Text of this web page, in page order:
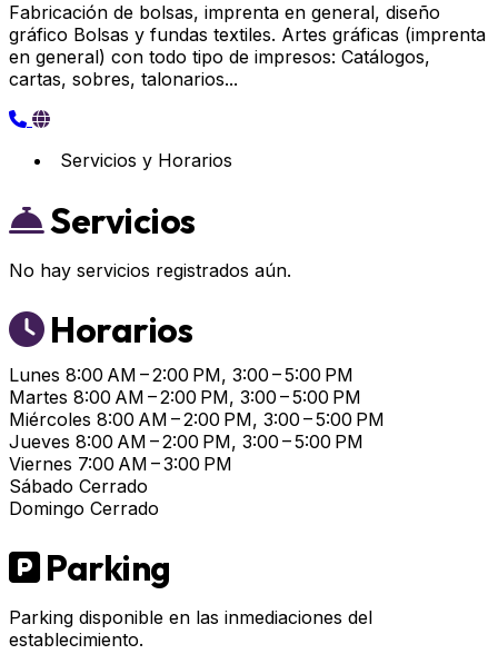
Fabricación de bolsas, imprenta en general, diseño
gráfico Bolsas y fundas textiles. Artes gráficas (imprenta
en general) con todo tipo de impresos: Catálogos,
cartas, sobres, talonarios...
Servicios y Horarios
Servicios
No hay servicios registrados aún.
Horarios
Lunes 8:00 AM – 2:00 PM, 3:00 – 5:00 PM
Martes 8:00 AM – 2:00 PM, 3:00 – 5:00 PM
Miércoles 8:00 AM – 2:00 PM, 3:00 – 5:00 PM
Jueves 8:00 AM – 2:00 PM, 3:00 – 5:00 PM
Viernes 7:00 AM – 3:00 PM
Sábado Cerrado
Domingo Cerrado
Parking
Parking disponible en las inmediaciones del
establecimiento.